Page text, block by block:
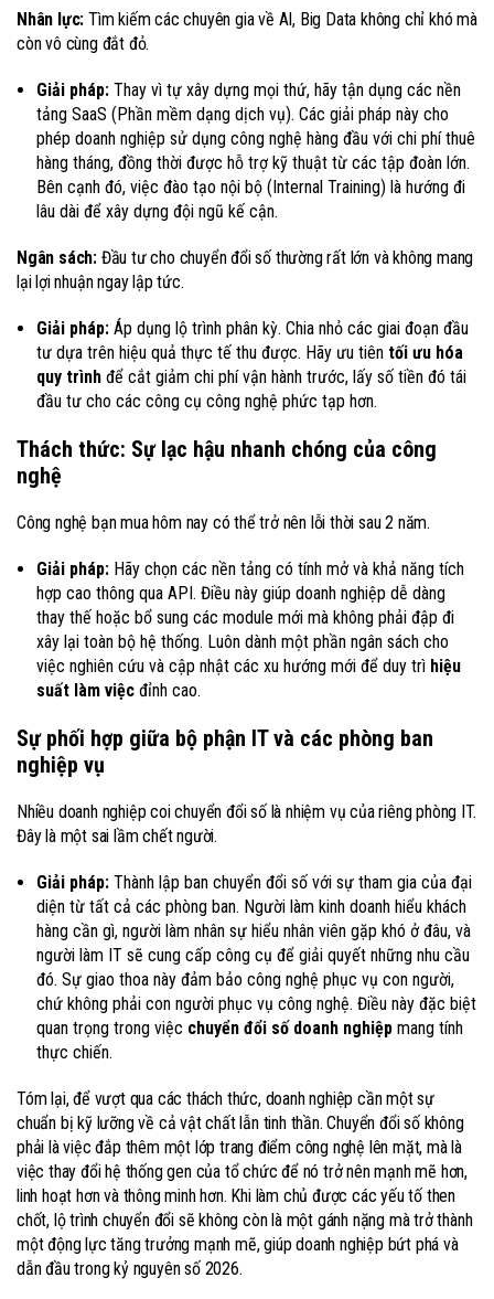
Nhân lực: Tìm kiếm các chuyên gia về AI, Big Data không chỉ khó mà
còn vô cùng đắt đỏ.
Giải pháp: Thay vì tự xây dựng mọi thứ, hãy tận dụng các nền
tảng SaaS (Phần mềm dạng dịch vụ). Các giải pháp này cho
phép doanh nghiệp sử dụng công nghệ hàng đầu với chi phí thuê
hàng tháng, đồng thời được hỗ trợ kỹ thuật từ các tập đoàn lớn.
Bên cạnh đó, việc đào tạo nội bộ (Internal Training) là hướng đi
lâu dài để xây dựng đội ngũ kế cận.
Ngân sách: Đầu tư cho chuyển đổi số thường rất lớn và không mang
lại lợi nhuận ngay lập tức.
Giải pháp: Áp dụng lộ trình phân kỳ. Chia nhỏ các giai đoạn đầu
tư dựa trên hiệu quả thực tế thu được. Hãy ưu tiên tối ưu hóa
quy trình để cắt giảm chi phí vận hành trước, lấy số tiền đó tái
đầu tư cho các công cụ công nghệ phức tạp hơn.
Thách thức: Sự lạc hậu nhanh chóng của công
nghệ
Công nghệ bạn mua hôm nay có thể trở nên lỗi thời sau 2 năm.
Giải pháp: Hãy chọn các nền tảng có tính mở và khả năng tích
hợp cao thông qua API. Điều này giúp doanh nghiệp dễ dàng
thay thế hoặc bổ sung các module mới mà không phải đập đi
xây lại toàn bộ hệ thống. Luôn dành một phần ngân sách cho
việc nghiên cứu và cập nhật các xu hướng mới để duy trì hiệu
suất làm việc đỉnh cao.
Sự phối hợp giữa bộ phận IT và các phòng ban
nghiệp vụ
Nhiều doanh nghiệp coi chuyển đổi số là nhiệm vụ của riêng phòng IT.
Đây là một sai lầm chết người.
Giải pháp: Thành lập ban chuyển đổi số với sự tham gia của đại
diện từ tất cả các phòng ban. Người làm kinh doanh hiểu khách
hàng cần gì, người làm nhân sự hiểu nhân viên gặp khó ở đâu, và
người làm IT sẽ cung cấp công cụ để giải quyết những nhu cầu
đó. Sự giao thoa này đảm bảo công nghệ phục vụ con người,
chứ không phải con người phục vụ công nghệ. Điều này đặc biệt
quan trọng trong việc chuyển đổi số doanh nghiệp mang tính
thực chiến.
Tóm lại, để vượt qua các thách thức, doanh nghiệp cần một sự
chuẩn bị kỹ lưỡng về cả vật chất lẫn tinh thần. Chuyển đổi số không
phải là việc đắp thêm một lớp trang điểm công nghệ lên mặt, mà là
việc thay đổi hệ thống gen của tổ chức để nó trở nên mạnh mẽ hơn,
linh hoạt hơn và thông minh hơn. Khi làm chủ được các yếu tố then
chốt, lộ trình chuyển đổi sẽ không còn là một gánh nặng mà trở thành
một động lực tăng trưởng mạnh mẽ, giúp doanh nghiệp bứt phá và
dẫn đầu trong kỷ nguyên số 2026.